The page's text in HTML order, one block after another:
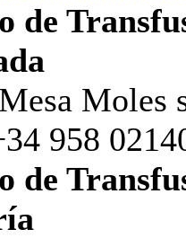
de
Moles
958
de